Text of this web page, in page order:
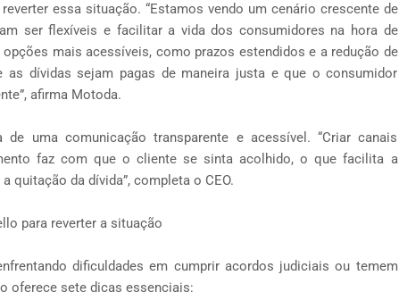
essa situação. “Estamos vendo um cenário crescente de
ser flexíveis e facilitar a vida dos consumidores na hora de
mais acessíveis, como prazos estendidos e a redução de
as dívidas sejam pagas de maneira justa e que o consumidor
afirma Motoda.
uma comunicação transparente e acessível. “Criar canais
faz com que o cliente se sinta acolhido, o que facilita a
quitação da dívida”, completa o CEO.
para reverter a situação
dificuldades em cumprir acordos judiciais ou temem
oferece sete dicas essenciais: